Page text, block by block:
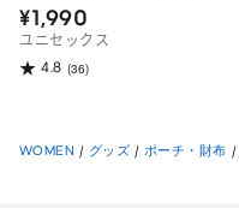
¥1,990
ユニセックス
4.8 (36)
WOMEN / グッズ / ポーチ・財布 /